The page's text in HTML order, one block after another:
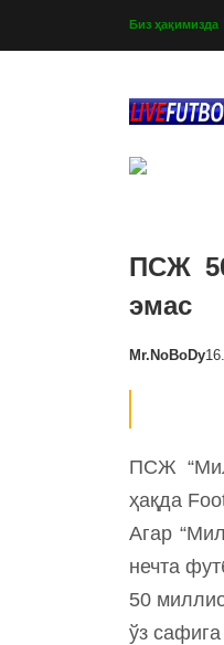
Биз ҳақимизда
ПСЖ
эмас
Mr.NoBoDy
ПСЖ
ҳақда
Агар
нечта
50
ўз